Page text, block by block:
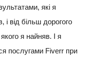
які я
і від більш дорогого
я найняв. І я
послугами Fiverr при